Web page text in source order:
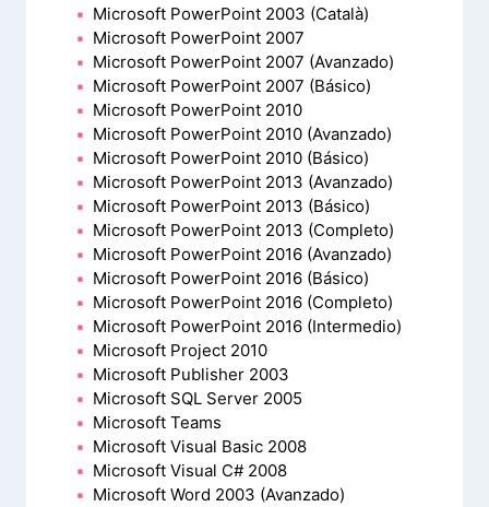
Microsoft PowerPoint 2003 (Català)
Microsoft PowerPoint 2007
Microsoft PowerPoint 2007 (Avanzado)
Microsoft PowerPoint 2007 (Básico)
Microsoft PowerPoint 2010
Microsoft PowerPoint 2010 (Avanzado)
Microsoft PowerPoint 2010 (Básico)
Microsoft PowerPoint 2013 (Avanzado)
Microsoft PowerPoint 2013 (Básico)
Microsoft PowerPoint 2013 (Completo)
Microsoft PowerPoint 2016 (Avanzado)
Microsoft PowerPoint 2016 (Básico)
Microsoft PowerPoint 2016 (Completo)
Microsoft PowerPoint 2016 (Intermedio)
Microsoft Project 2010
Microsoft Publisher 2003
Microsoft SQL Server 2005
Microsoft Teams
Microsoft Visual Basic 2008
Microsoft Visual C# 2008
Microsoft Word 2003 (Avanzado)